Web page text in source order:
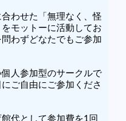
わせた「無理なく、怪
モットーに活動してお
わずどなたでもご参加
人参加型のサークルで
ご自由にご参加くださ
代として参加費を1回